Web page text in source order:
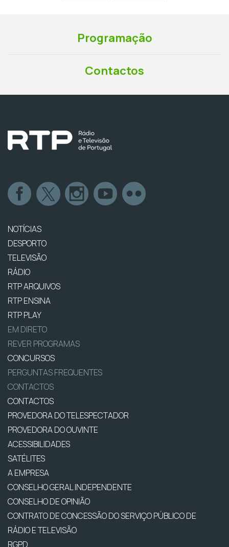
Programação
Contactos
NOTÍCIAS
DESPORTO
TELEVISÃO
RÁDIO
RTP ARQUIVOS
RTP ENSINA
RTP PLAY
EM DIRETO
REVER PROGRAMAS
CONCURSOS
PERGUNTAS FREQUENTES
CONTACTOS
CONTACTOS
PROVEDORA DO TELESPECTADOR
PROVEDORA DO OUVINTE
ACESSIBILIDADES
SATÉLITES
A EMPRESA
CONSELHO GERAL INDEPENDENTE
CONSELHO DE OPINIÃO
CONTRATO DE CONCESSÃO DO SERVIÇO PÚBLICO DE
RÁDIO E TELEVISÃO
RGPD